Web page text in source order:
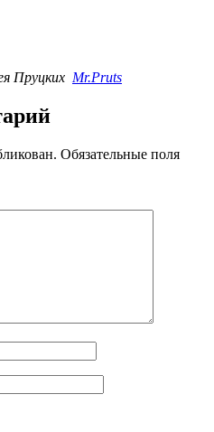
Пруцких Mr.Pruts
Обязательные поля